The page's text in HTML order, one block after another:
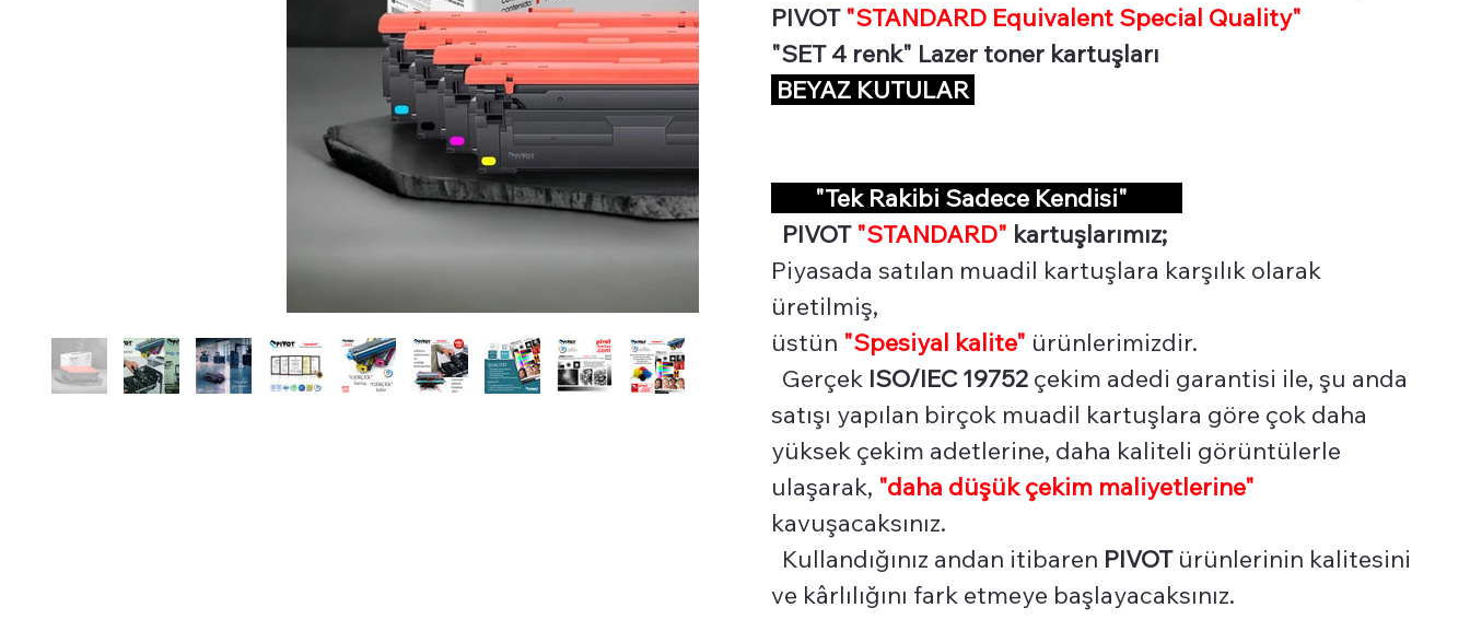
PIVOT "STANDARD Equivalent Special Quality"
"SET 4 renk" Lazer toner kartuşları
BEYAZ KUTULAR
"Tek Rakibi Sadece Kendisi"
PIVOT "STANDARD" kartuşlarımız;
Piyasada satılan muadil kartuşlara karşılık olarak
üretilmiş,
üstün "Spesiyal kalite" ürünlerimizdir.
Gerçek ISO/IEC 19752 çekim adedi garantisi ile, şu anda
satışı yapılan birçok muadil kartuşlara göre çok daha
yüksek çekim adetlerine, daha kaliteli görüntülerle
ulaşarak, "daha düşük çekim maliyetlerine"
kavuşacaksınız.
Kullandığınız andan itibaren PIVOTürünlerinin kalitesini
ve kârlılığını fark etmeye başlayacaksınız.